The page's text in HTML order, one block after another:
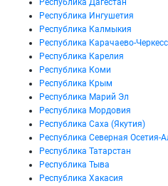
Республика Дагестан
Республика Ингушетия
Республика Калмыкия
Республика Карачаево-
Республика Карелия
Республика Коми
Республика Крым
Республика Марий Эл
Республика Мордовия
Республика Саха (Якутия)
Республика Северная Осетия-
Республика Татарстан
Республика Тыва
Республика Хакасия